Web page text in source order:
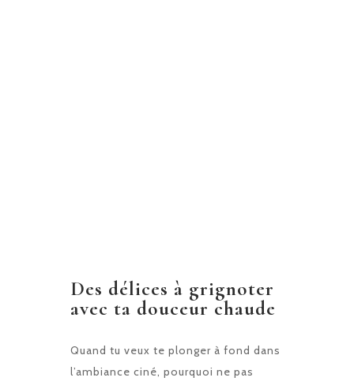
Des délices à grignoter
avec ta douceur chaude
Quand tu veux te plonger à fond dans
l’ambiance ciné, pourquoi ne pas